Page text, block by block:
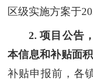
区级实施方案于
2.项目公告
本信息和补贴面积
补贴申报前，各